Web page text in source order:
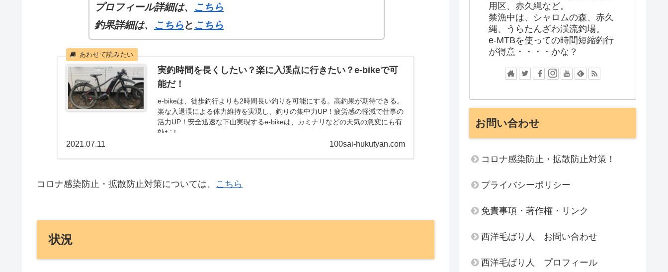
プロフィール詳細は、 こちら
釣果詳細は、 こちらと こちら
実釣時間を長くしたい？楽に入渓点に行きたい？e-bikeで可
能だ！
e-bikeは、徒歩釣行よりも2時間長い釣りを可能にする。高釣果が期待できる。
楽な入退渓による体力維持を実現し、釣りの集中力UP！疲労感の軽減で仕事の
活力UP！安全迅速な下山実現するe-bikeは、カミナリなどの天気の急変にも有
効だ！
100sai-hukutyan.com
2021.07.11
コロナ感染防止・拡散防止対策については、 こちら
状況
用区、赤久縄など。
禁漁中は、シャロムの森、赤久
縄、うらたんざわ渓流釣場。
e-MTBを使っての時間短縮釣行
が得意・・・・かな？
お問い合わせ
コロナ感染防止・拡散防止対策！
プライバシーポリシー
免責事項・著作権・リンク
西洋毛ばり人 お問い合わせ
西洋毛ばり人 プロフィール